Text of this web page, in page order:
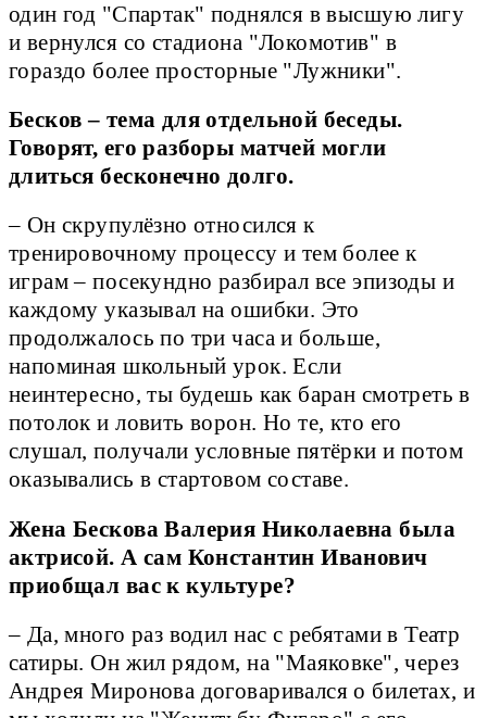
один год "Спартак" поднялся в высшую лигу
и вернулся со стадиона "Локомотив" в
гораздо более просторные "Лужники".
Бесков – тема для отдельной беседы.
Говорят, его разборы матчей могли
длиться бесконечно долго.
– Он скрупулёзно относился к
тренировочному процессу и тем более к
играм – посекундно разбирал все эпизоды и
каждому указывал на ошибки. Это
продолжалось по три часа и больше,
напоминая школьный урок. Если
неинтересно, ты будешь как баран смотреть в
потолок и ловить ворон. Но те, кто его
слушал, получали условные пятёрки и потом
оказывались в стартовом составе.
Жена Бескова Валерия Николаевна была
актрисой. А сам Константин Иванович
приобщал вас к культуре?
– Да, много раз водил нас с ребятами в Театр
сатиры. Он жил рядом, на "Маяковке", через
Андрея Миронова договаривался о билетах, и